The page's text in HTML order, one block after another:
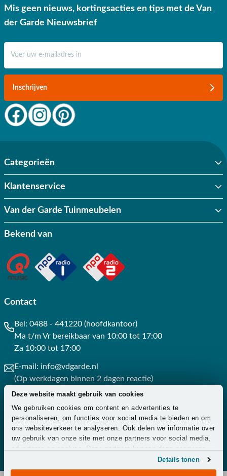
Deze website maakt gebruik van cookies
We gebruiken cookies om content en advertenties te
personaliseren, om functies voor social media te bieden en om
ons websiteverkeer te analyseren. Ook delen we informatie over
uw gebruik van onze site met onze partners voor social media,
adverteren en analyse. Deze partners kunnen deze gegevens
combineren met andere informatie die u aan ze heeft verstrekt
of die ze hebben verzameld op basis van uw gebruik van hun
Details tonen
Mis geen nieuws, kortingsacties en tips met de Van
der Garde Nieuwsbrief
Inschrijven
Categorieën
Klantenservice
Van der Garde Tuinmeubelen
Bekend van
Contact
Bel: 0488 - 441220 (hoofdkantoor)
Ma t/m Vr bereikbaar van 10:00 tot 17:00
Za 10:00 tot 17:00
E-mail: info@vdgarde.nl
(Op werkdagen binnen 2 dagen reactie)
Whatsapp: 0488441220
(Op werkdagen binnen 3 uur reactie)